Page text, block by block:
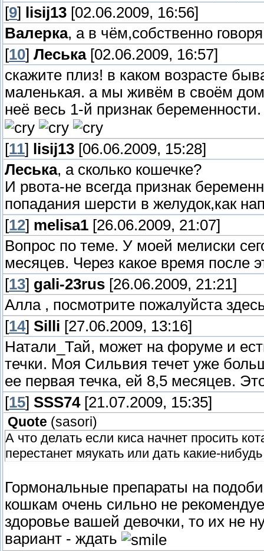
[9] lisij13 [02.06.2009, 16:56]
Валерка, а в чём,собственно
[10] Леська[02.06.2009, 16:57]
скажите плиз! в каком возрасте
маленькая. а мы живём в своём
неё весь 1-й признак
[11] lisij13 [06.06.2009, 15:28]
Леська, а сколько кошечке?
И рвота-не всегда признак
попадания шерсти в желудок,как
[12] melisa1 [26.06.2009, 21:07]
Вопрос по теме. У моей мелиски
месяцев. Через какое время после
[13] gali-23rus [26.06.2009, 21:21]
Алла , посмотрите пожалуйста
[14] Silli [27.06.2009, 13:16]
Натали_Тай, может на форуме и
течки. Моя Сильвия течет уже
ее первая течка, ей 8,5 месяцев.
[15] SSS74[21.07.2009, 15:35]
Quote (sasori)
А что делать если киса начнет просить
перестанет мяукать или дать какие-
Гормональные препараты на
кошкам очень сильно не
здоровье вашей девочки, то их не
вариант - ждать